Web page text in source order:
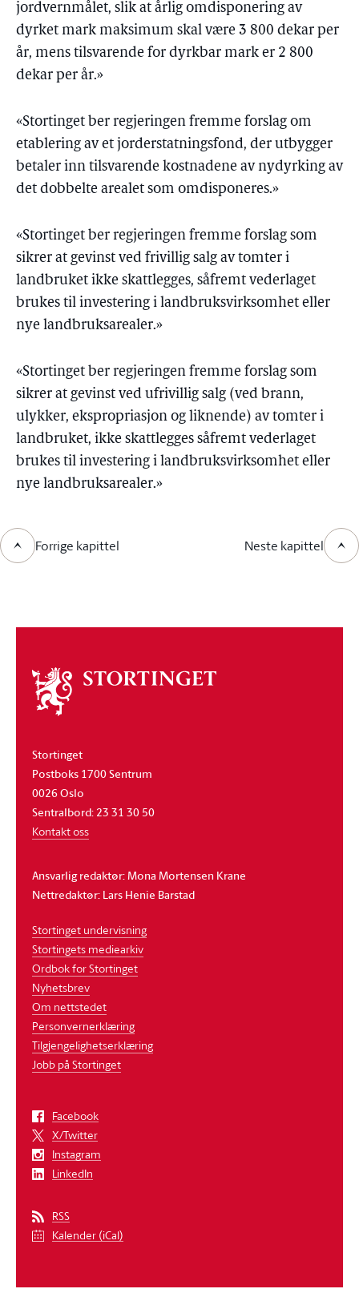
jordvernmålet, slik at årlig omdisponering av
dyrket mark maksimum skal være 3 800 dekar per
år, mens tilsvarende for dyrkbar mark er 2 800
dekar per år.»
«Stortinget ber regjeringen fremme forslag om
etablering av et jorderstatningsfond, der utbygger
betaler inn tilsvarende kostnadene av nydyrking av
det dobbelte arealet som omdisponeres.»
«Stortinget ber regjeringen fremme forslag som
sikrer at gevinst ved frivillig salg av tomter i
landbruket ikke skattlegges, såfremt vederlaget
brukes til investering i landbruksvirksomhet eller
nye landbruksarealer.»
«Stortinget ber regjeringen fremme forslag som
sikrer at gevinst ved ufrivillig salg (ved brann,
ulykker, ekspropriasjon og liknende) av tomter i
landbruket, ikke skattlegges såfremt vederlaget
brukes til investering i landbruksvirksomhet eller
nye landbruksarealer.»
Forrige kapittel Neste kapittel
Om
stortinget
Stortinget
Postboks 1700 Sentrum
0026 Oslo
Sentralbord: 23 31 30 50
Kontakt oss
Ansvarlig redaktør: Mona Mortensen Krane
Nettredaktør: Lars Henie Barstad
Stortinget undervisning
Stortingets mediearkiv
Ordbok for Stortinget
Nyhetsbrev
Om nettstedet
Personvernerklæring
Tilgjengelighetserklæring
Jobb på Stortinget
Facebook
X/Twitter
Instagram
LinkedIn
RSS
Kalender (iCal)